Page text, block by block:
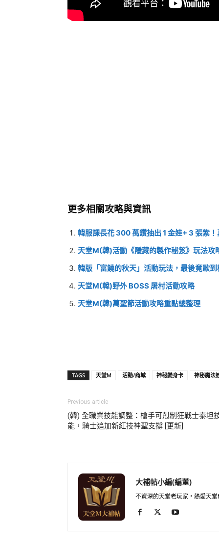
更多相關攻略與資訊
韓服課長花 300 萬鑽抽出 1 金娃+ 3 張紫
天堂M(韓)活動《隱藏的製作秘笈》玩法攻
韓版「富饒的秋天」活動玩法，最後竟歐
天堂M(韓)野外 BOSS 屠村活動攻略
天堂M(韓)萬聖節活動攻略重點總整理
TAGS 天堂M 活動/商城 神秘變身卡 神秘魔法
Previous article
(韓) 全職業技能調整：槍手可剋制狂戰士泰坦
能，騎士追加新紅技神聖支撐 [更新]
大補帖小編(編董)
不資深的天堂老玩家，熱愛天